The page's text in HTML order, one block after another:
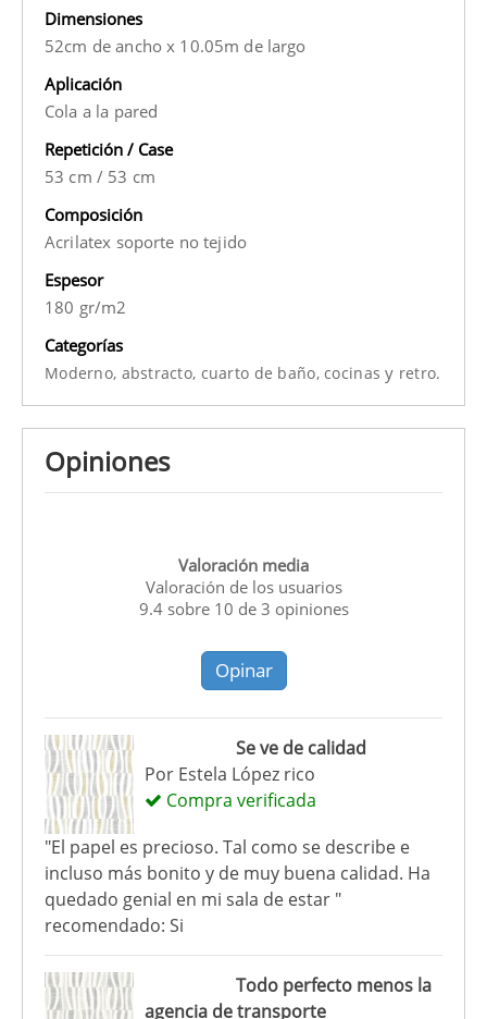
Dimensiones
52cm de ancho x 10.05m de largo
Aplicación
Cola a la pared
Repetición / Case
53 cm / 53 cm
Composición
Acrilatex soporte no tejido
Espesor
180 gr/m2
Categorías
Moderno, abstracto, cuarto de baño,cocinasy retro.
Opiniones
Valoración media
Valoración de los usuarios
9.4sobre 10 de 3 opiniones
Opinar
Se ve de calidad
Por Estela López rico
Compra verificada
"El papel es precioso. Tal como se describe e
incluso más bonito y de muy buena calidad. Ha
quedado genial en mi sala de estar "
recomendado: Si
Todo perfecto menos la
agencia de transporte